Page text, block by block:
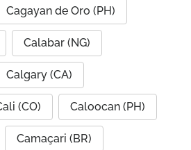
Cagayan de Oro (PH)
Calabar (NG)
Calgary (CA)
(CO) Caloocan (PH)
Camaçari (BR)